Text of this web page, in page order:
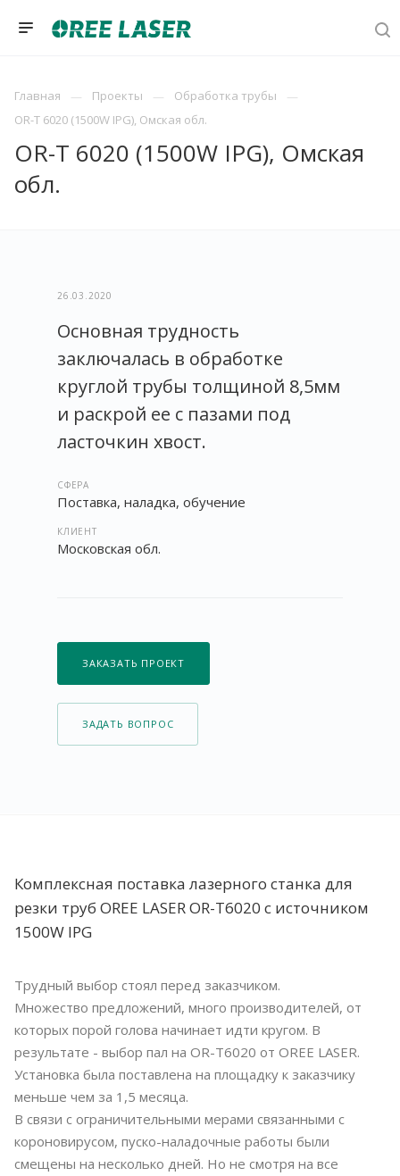
Главная Проекты
Обработка трубы
OR-T 6020 (1500W IPG), Омская обл.
OR-T 6020 (1500W IPG), Омская
обл.
26.03.2020
Основная трудность
заключалась в обработке
круглой трубы толщиной 8,5мм
и раскрой ее с пазами под
ласточкин хвост.
СФЕРА
Поставка, наладка, обучение
КЛИЕНТ
Московская обл.
ЗАКАЗАТЬ ПРОЕКТ
ЗАДАТЬ ВОПРОС
Комплексная поставка лазерного станка для
резки труб OREE LASER OR-T6020 с источником
1500W IPG
Трудный выбор стоял перед заказчиком.
Множество предложений, много производителей, от
которых порой голова начинает идти кругом. В
результате - выбор пал на OR-T6020 от OREE LASER.
Установка была поставлена на площадку к заказчику
меньше чем за 1,5 месяца.
В связи с ограничительными мерами связанными с
короновирусом, пуско-наладочные работы были
смещены на несколько дней. Но не смотря на все